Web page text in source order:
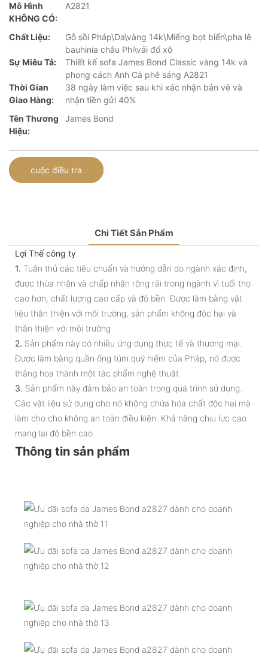
Mô Hình
KHÔNG CÓ:
A2821
Chất Liệu:
Gỗ sồi Pháp\Da\vàng 14k\Miếng bọt biển\pha lê
bauhinia châu Phi\vải đổ xô
Sự Miêu Tả:
Thiết kế sofa James Bond Classic vàng 14k và
phong cách Anh Cà phê sáng A2821
Thời Gian
Giao Hàng:
38 ngày làm việc sau khi xác nhận bản vẽ và
nhận tiền gửi 40%
Tên Thương
Hiệu:
James Bond
cuộc điều tra
Chi Tiết Sản Phẩm
Lợi Thế công ty
1. Tuân thủ các tiêu chuẩn và hướng dẫn do ngành xác định,
được thừa nhận và chấp nhận rộng rãi trong ngành vì tuổi thọ
cao hơn, chất lượng cao cấp và độ bền. Được làm bằng vật
liệu thân thiện với môi trường, sản phẩm không độc hại và
thân thiện với môi trường
2. Sản phẩm này có nhiều ứng dụng thực tế và thương mại.
Được làm bằng quần ống túm quý hiếm của Pháp, nó được
thăng hoa thành một tác phẩm nghệ thuật
3. Sản phẩm này đảm bảo an toàn trong quá trình sử dụng.
Các vật liệu sử dụng cho nó không chứa hóa chất độc hại mà
làm cho cho không an toàn điều kiện. Khả năng chịu lực cao
mang lại độ bền cao
Thông tin sản phẩm